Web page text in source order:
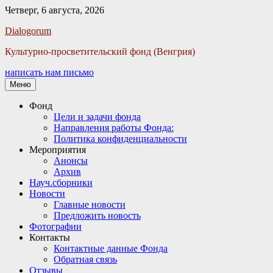
Четверг, 6 августа, 2026
Dialogorum
Культурно-просветительский фонд (Венгрия)
написать нам письмо
Меню
Основное
Фонд
Цели и задачи фонда
Направления работы Фонда:
Политика конфиденциальности
Мероприятия
Анонсы
Архив
Науч.сборники
Новости
Главные новости
Предложить новость
Фотографии
Контакты
Контактные данные Фонда
Обратная связь
Отзывы